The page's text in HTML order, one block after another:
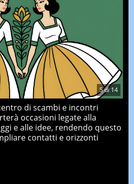
5di14
di scambi e incontri
occasioni legate alla
e alle idee, rendendo questo
contatti e orizzonti